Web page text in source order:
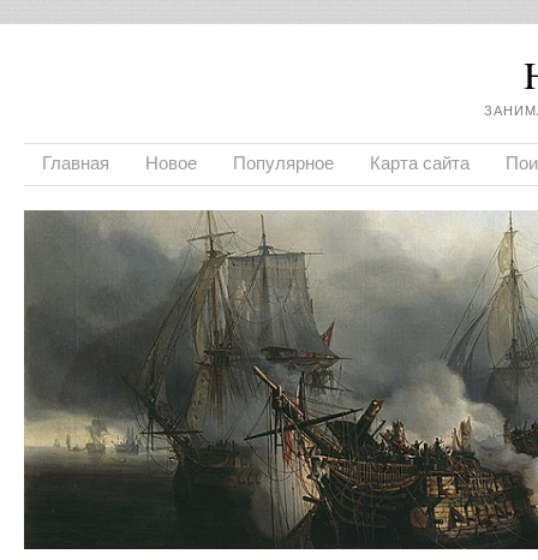
Главная Новое Популярное Карта сайта